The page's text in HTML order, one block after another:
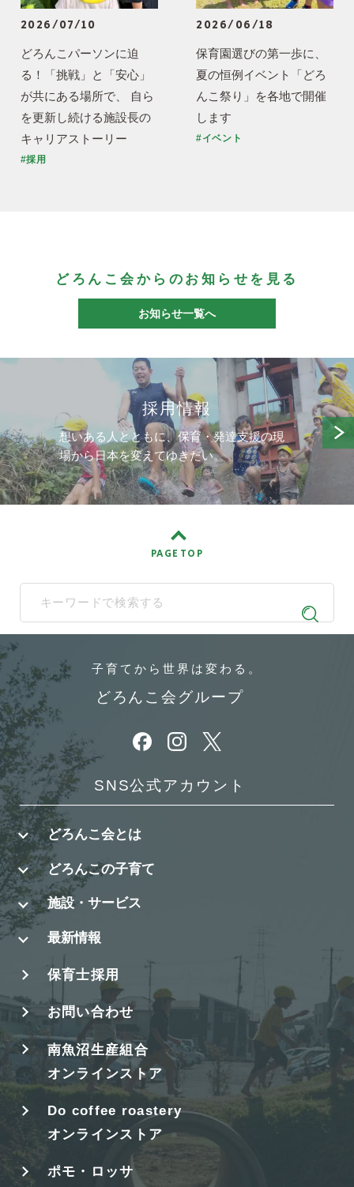
2026/07/10
どろんこパーソンに迫
る！「挑戦」と「安心」
が共にある場所で、 自ら
を更新し続ける施設長の
キャリアストーリー
#採用
2026/06/18
保育園選びの第一歩に、
夏の恒例イベント「どろ
んこ祭り」を各地で開催
します
#イベント
どろんこ会からのお知らせを見る
お知らせ一覧へ
採用情報
想いある人とともに、保育・発達支援の現
場から日本を変えてゆきたい。
PAGE TOP
When autocomplete results are available use up and down
子育てから 世界は変わる。
どろんこ会グループ
別ウィンドウで開きます
別ウィンドウで開きます
別ウィンドウで開きます
SNS公式アカウント
どろんこ会とは
どろんこの子育て
施設・サービス
最新情報
保育士採用
お問い合わせ
南魚沼生産組合
オンラインストア
Do coffee roastery
オンラインストア
ポモ・ロッサ